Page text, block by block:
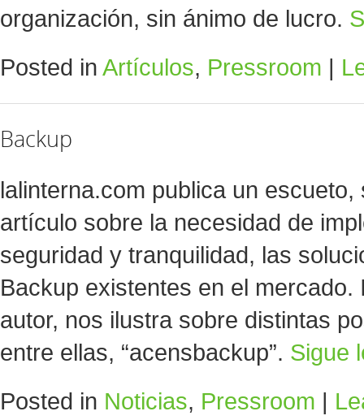
organización, sin ánimo de lucro.
Posted in Artículos, Pressroom |
Backup
lalinterna.com publica un
artículo sobre la necesidad de
seguridad y tranquilidad, las
Backup existentes en el mercado.
autor, nos ilustra sobre distintas
entre ellas, “acensbackup”. Sigue
Posted in Noticias, Pressroom |